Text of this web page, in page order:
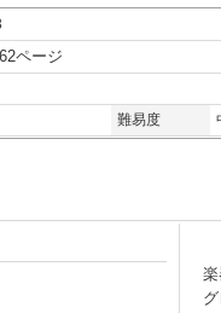
ページ
難易度
楽